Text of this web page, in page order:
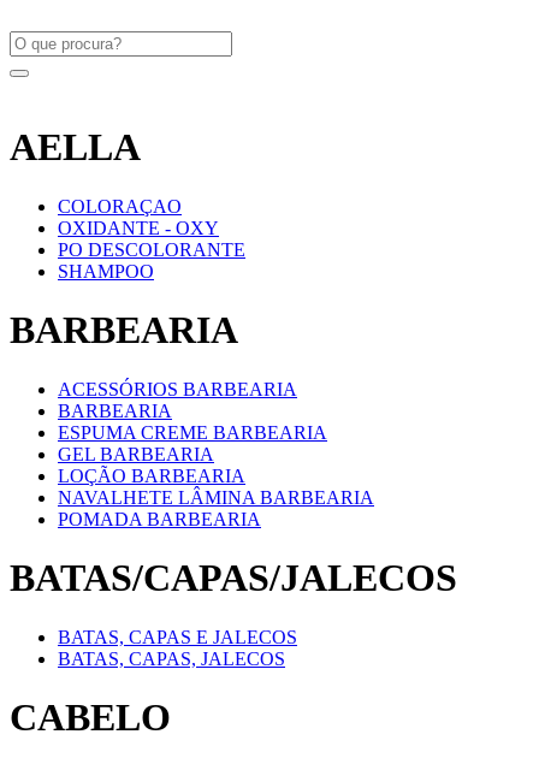
AELLA
COLORAÇAO
OXIDANTE - OXY
PO DESCOLORANTE
SHAMPOO
BARBEARIA
ACESSÓRIOS BARBEARIA
BARBEARIA
ESPUMA CREME BARBEARIA
GEL BARBEARIA
LOÇÃO BARBEARIA
NAVALHETE LÂMINA BARBEARIA
POMADA BARBEARIA
BATAS/CAPAS/JALECOS
BATAS, CAPAS E JALECOS
BATAS, CAPAS, JALECOS
CABELO